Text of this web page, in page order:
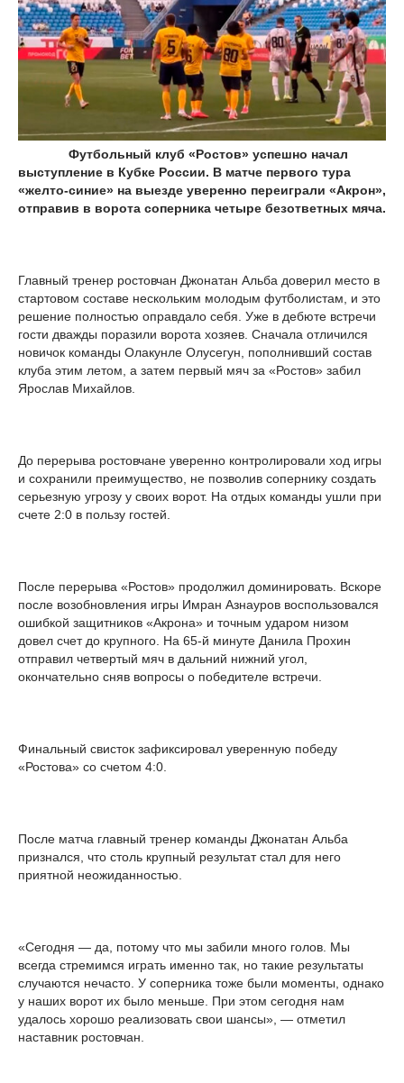
Футбольный клуб «Ростов» успешно начал
выступление в Кубке России. В матче первого тура
«желто-синие» на выезде уверенно переиграли «Акрон»,
отправив в ворота соперника четыре безответных мяча.
Главный тренер ростовчан Джонатан Альба доверил место в
стартовом составе нескольким молодым футболистам, и это
решение полностью оправдало себя. Уже в дебюте встречи
гости дважды поразили ворота хозяев. Сначала отличился
новичок команды Олакунле Олусегун, пополнивший состав
клуба этим летом, а затем первый мяч за «Ростов» забил
Ярослав Михайлов.
До перерыва ростовчане уверенно контролировали ход игры
и сохранили преимущество, не позволив сопернику создать
серьезную угрозу у своих ворот. На отдых команды ушли при
счете 2:0 в пользу гостей.
После перерыва «Ростов» продолжил доминировать. Вскоре
после возобновления игры Имран Азнауров воспользовался
ошибкой защитников «Акрона» и точным ударом низом
довел счет до крупного. На 65-й минуте Данила Прохин
отправил четвертый мяч в дальний нижний угол,
окончательно сняв вопросы о победителе встречи.
Финальный свисток зафиксировал уверенную победу
«Ростова» со счетом 4:0.
После матча главный тренер команды Джонатан Альба
признался, что столь крупный результат стал для него
приятной неожиданностью.
«Сегодня — да, потому что мы забили много голов. Мы
всегда стремимся играть именно так, но такие результаты
случаются нечасто. У соперника тоже были моменты, однако
у наших ворот их было меньше. При этом сегодня нам
удалось хорошо реализовать свои шансы», — отметил
наставник ростовчан.